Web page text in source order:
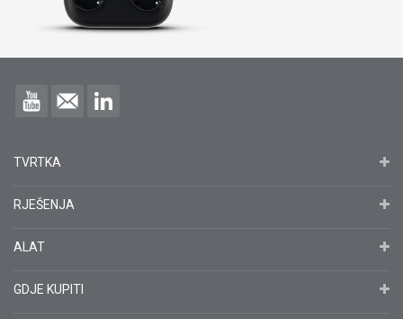
TVRTKA
RJEŠENJA
ALAT
GDJE KUPITI